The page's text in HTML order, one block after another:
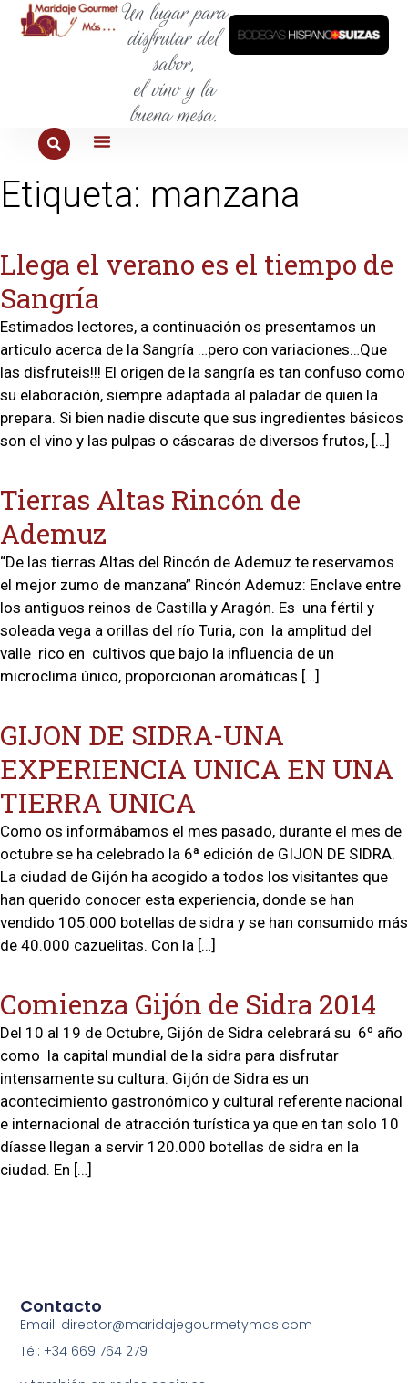
Un lugar para
disfrutar del
sabor,
el vino y la
buena mesa.
Etiqueta: manzana
Llega el verano es el tiempo de
Sangría
Estimados lectores, a continuación os presentamos un
articulo acerca de la Sangría …pero con variaciones…Que
las disfruteis!!! El origen de la sangría es tan confuso como
su elaboración, siempre adaptada al paladar de quien la
prepara. Si bien nadie discute que sus ingredientes básicos
son el vino y las pulpas o cáscaras de diversos frutos, […]
Tierras Altas Rincón de
Ademuz
“De las tierras Altas del Rincón de Ademuz te reservamos
el mejor zumo de manzana” Rincón Ademuz: Enclave entre
los antiguos reinos de Castilla y Aragón. Es una fértil y
soleada vega a orillas del río Turia, con la amplitud del
valle rico en cultivos que bajo la influencia de un
microclima único, proporcionan aromáticas […]
GIJON DE SIDRA-UNA
EXPERIENCIA UNICA EN UNA
TIERRA UNICA
Como os informábamos el mes pasado, durante el mes de
octubre se ha celebrado la 6ª edición de GIJON DE SIDRA.
La ciudad de Gijón ha acogido a todos los visitantes que
han querido conocer esta experiencia, donde se han
vendido 105.000 botellas de sidra y se han consumido más
de 40.000 cazuelitas. Con la […]
Comienza Gijón de Sidra 2014
Del 10 al 19 de Octubre, Gijón de Sidra celebrará su 6º año
como la capital mundial de la sidra para disfrutar
intensamente su cultura. Gijón de Sidra es un
acontecimiento gastronómico y cultural referente nacional
e internacional de atracción turística ya que en tan solo 10
díasse llegan a servir 120.000 botellas de sidra en la
ciudad. En […]
Contacto
Email: director@maridajegourmetymas.com
Tél: +34 669 764 279